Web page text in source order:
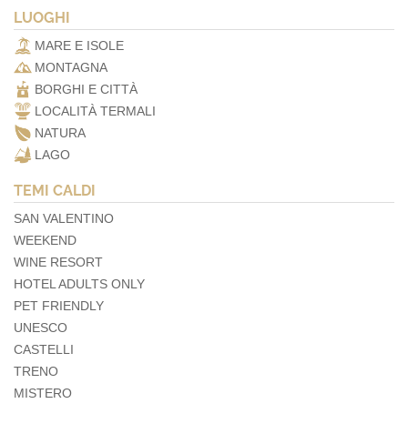
LUOGHI
MARE E ISOLE
MONTAGNA
BORGHI E CITTÀ
LOCALITÀ TERMALI
NATURA
LAGO
TEMI CALDI
SAN VALENTINO
WEEKEND
WINE RESORT
HOTEL ADULTS ONLY
PET FRIENDLY
UNESCO
CASTELLI
TRENO
MISTERO